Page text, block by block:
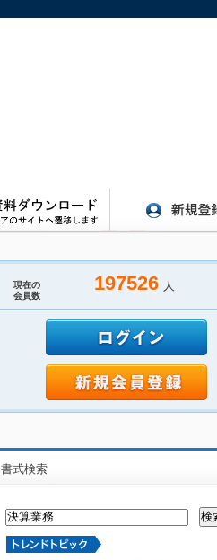
現在の
会員数
197526 人
書式検索